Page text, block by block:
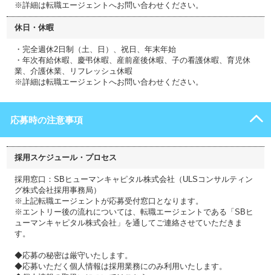
※詳細は転職エージェントへお問い合わせください。
休日・休暇
・完全週休2日制（土、日）、祝日、年末年始
・年次有給休暇、慶弔休暇、産前産後休暇、子の看護休暇、育児休
業、介護休業、リフレッシュ休暇
※詳細は転職エージェントへお問い合わせください。
応募時の注意事項
採用スケジュール・プロセス
採用窓口：SBヒューマンキャピタル株式会社（ULSコンサルティン
グ株式会社採用事務局）
※上記転職エージェントが応募受付窓口となります。
※エントリー後の流れについては、転職エージェントである「SBヒ
ューマンキャピタル株式会社」を通してご連絡させていただきま
す。
◆応募の秘密は厳守いたします。
◆応募いただく個人情報は採用業務にのみ利用いたします。